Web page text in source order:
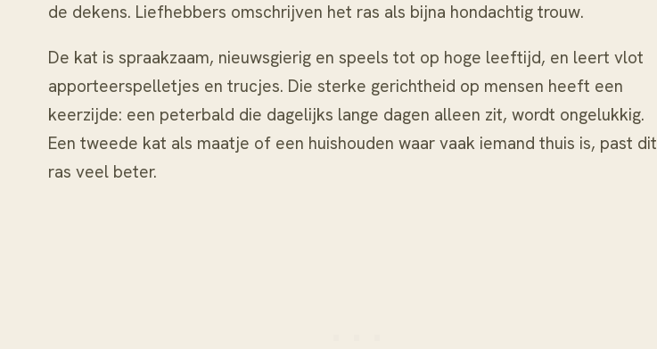
de dekens. Liefhebbers omschrijven het ras als bijna hondachtig trouw.
De kat is spraakzaam, nieuwsgierig en speels tot op hoge leeftijd, en leert vlot
apporteerspelletjes en trucjes. Die sterke gerichtheid op mensen heeft een
keerzijde: een peterbald die dagelijks lange dagen alleen zit, wordt ongelukkig.
Een tweede kat als maatje of een huishouden waar vaak iemand thuis is, past dit
ras veel beter.